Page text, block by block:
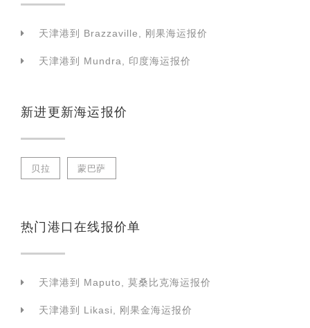
天津港到 Brazzaville, 刚果海运报价
天津港到 Mundra, 印度海运报价
新进更新海运报价
贝拉 蒙巴萨
热门港口在线报价单
天津港到 Maputo, 莫桑比克海运报价
天津港到 Likasi, 刚果金海运报价